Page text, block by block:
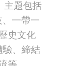
主題包括
一帶一
史文化
驗、締結